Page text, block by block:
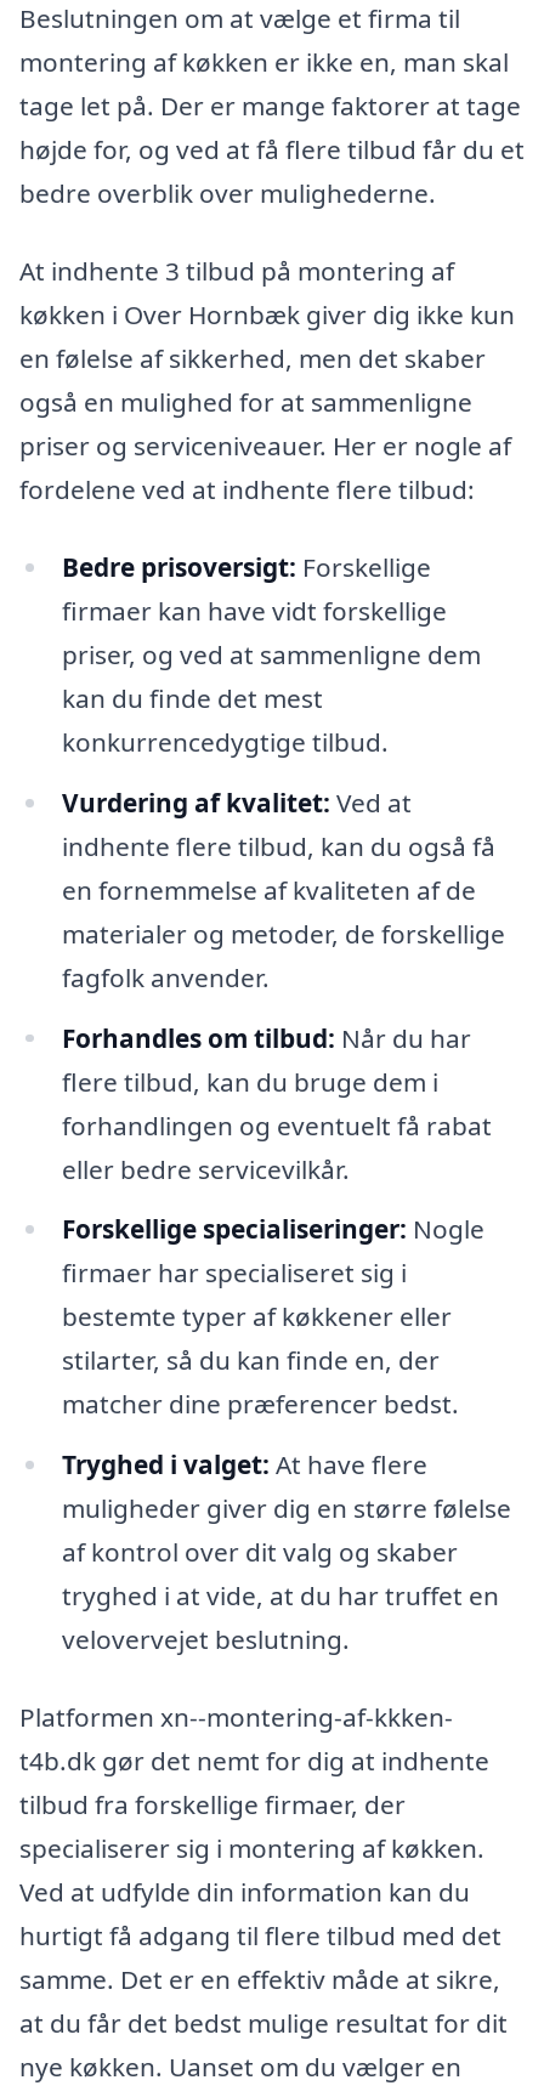
Beslutningen om at vælge et firma til
montering af køkken er ikke en, man skal
tage let på. Der er mange faktorer at tage
højde for, og ved at få flere tilbud får du et
bedre overblik over mulighederne.
At indhente 3 tilbud på montering af
køkken i Over Hornbæk giver dig ikke kun
en følelse af sikkerhed, men det skaber
også en mulighed for at sammenligne
priser og serviceniveauer. Her er nogle af
fordelene ved at indhente flere tilbud:
Bedre prisoversigt: Forskellige
firmaer kan have vidt forskellige
priser, og ved at sammenligne dem
kan du finde det mest
konkurrencedygtige tilbud.
Vurdering af kvalitet: Ved at
indhente flere tilbud, kan du også få
en fornemmelse af kvaliteten af de
materialer og metoder, de forskellige
fagfolk anvender.
Forhandles om tilbud: Når du har
flere tilbud, kan du bruge dem i
forhandlingen og eventuelt få rabat
eller bedre servicevilkår.
Forskellige specialiseringer: Nogle
firmaer har specialiseret sig i
bestemte typer af køkkener eller
stilarter, så du kan finde en, der
matcher dine præferencer bedst.
Tryghed i valget: At have flere
muligheder giver dig en større følelse
af kontrol over dit valg og skaber
tryghed i at vide, at du har truffet en
velovervejet beslutning.
Platformen xn--montering-af-kkken-
t4b.dk gør det nemt for dig at indhente
tilbud fra forskellige firmaer, der
specialiserer sig i montering af køkken.
Ved at udfylde din information kan du
hurtigt få adgang til flere tilbud med det
samme. Det er en effektiv måde at sikre,
at du får det bedst mulige resultat for dit
nye køkken. Uanset om du vælger en